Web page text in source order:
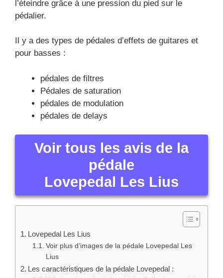
l’éteindre grâce à une pression du pied sur le
pédalier.
Il y a des types de pédales d’effets de guitares et
pour basses :
pédales de filtres
Pédales de saturation
pédales de modulation
pédales de delays
Voir tous les avis de la
pédale
Lovepedal Les Lius
Lovepedal Les Lius
Voir plus d’images de la pédale Lovepedal Les
Lius
Les caractéristiques de la pédale Lovepedal :